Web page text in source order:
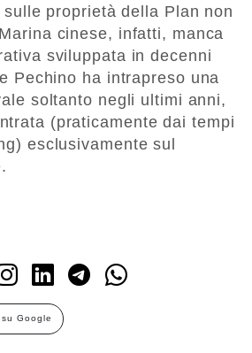
proprietà della Plan non
cinese, infatti, manca
sviluppata in decenni
Pechino ha intrapreso una
soltanto negli ultimi anni,
(praticamente dai tempi
esclusivamente sul
Google